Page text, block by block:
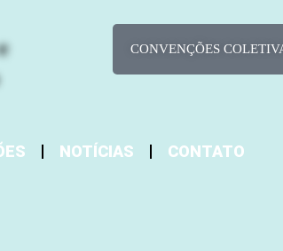
CONVENÇÕES
NOTÍCIAS CONTATO